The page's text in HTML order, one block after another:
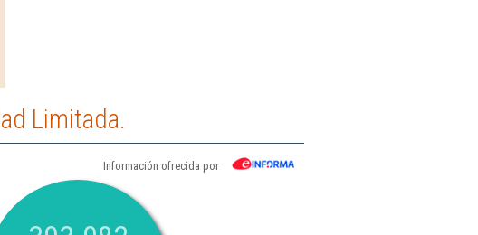
Limitada.
Información ofrecida por